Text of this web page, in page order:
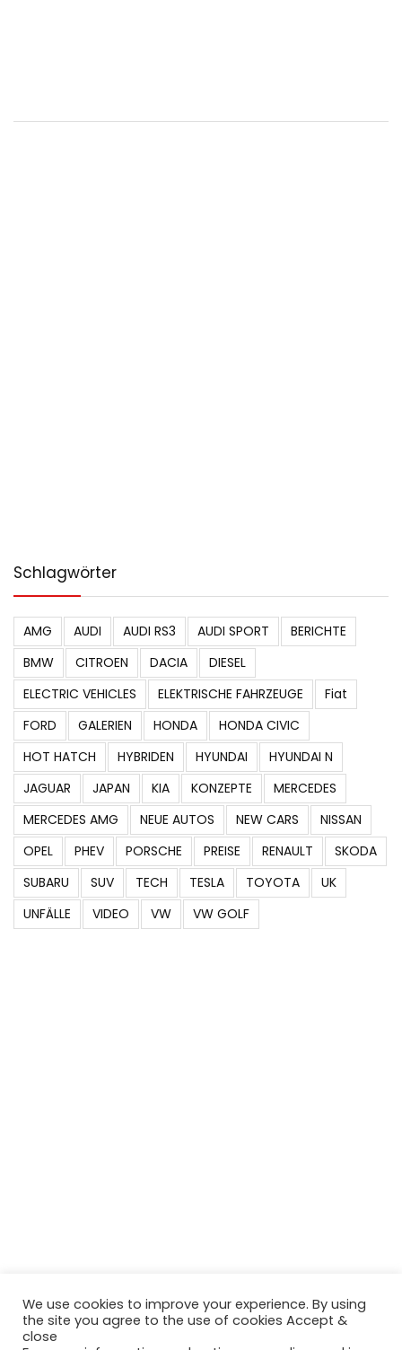
Schlagwörter
AMG AUDI AUDI RS3 AUDI SPORT
BERICHTE
BMW
CITROEN DACIA
DIESEL
ELECTRIC VEHICLES
ELEKTRISCHE FAHRZEUGE
Fiat
FORD
GALERIEN HONDA
HONDA CIVIC
HOT HATCH
HYBRIDEN HYUNDAI
HYUNDAI N
JAGUAR
JAPAN KIA KONZEPTE
MERCEDES
MERCEDES AMG
NEUE AUTOS NEW CARS
NISSAN
OPEL
PHEV PORSCHE PREISE RENAULT
SKODA
SUBARU
SUV TECH TESLA TOYOTA
UK
UNFÄLLE
VIDEO VW VW GOLF
We use cookies to improve your experience. By using
the site you agree to the use of cookies Accept &
close